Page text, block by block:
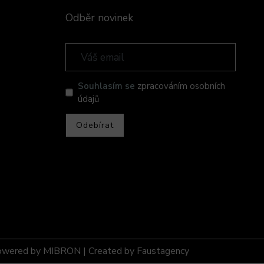
Odběr novinek
Souhlasím se zpracováním osobních
údajů
Odebírat
by MIBRON | Created by Faustagency